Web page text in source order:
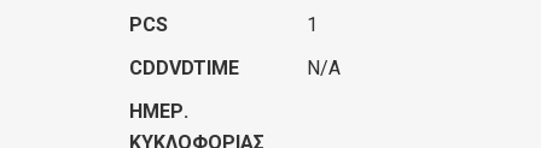
PCS
1
CDDVDTIME
N/A
ΗΜΕΡ.
ΚΥΚΛΟΦΟΡΊΑΣ